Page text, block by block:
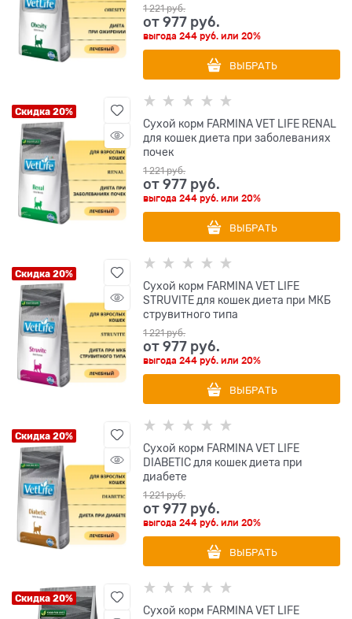
1 221 руб.
от977 руб.
выгода244 руб. или20%
ВЫБРАТЬ
Скидка 20%
Сухой корм FARMINA VET LIFE RENAL
для кошек диета при заболеваниях
почек
1 221 руб.
от977 руб.
выгода244 руб. или20%
ВЫБРАТЬ
Скидка 20%
Сухой корм FARMINA VET LIFE
STRUVITE для кошек диета при МКБ
струвитного типа
1 221 руб.
от977 руб.
выгода244 руб. или20%
ВЫБРАТЬ
Скидка 20%
Сухой корм FARMINA VET LIFE
DIABETIC для кошек диета при
диабете
1 221 руб.
от977 руб.
выгода244 руб. или20%
ВЫБРАТЬ
Скидка 20%
Сухой корм FARMINA VET LIFE